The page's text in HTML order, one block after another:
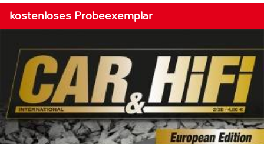
kostenloses Probeexemplar